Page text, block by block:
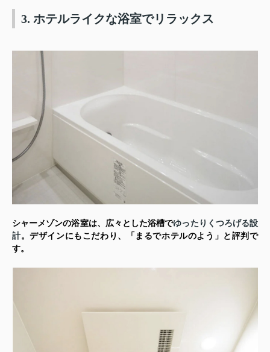
3. ホテルライクな浴室でリラックス
シャーメゾンの浴室は、広々とした浴槽でゆったりくつろげる設
計。デザインにもこだわり、「まるでホテルのよう」と評判で
す。